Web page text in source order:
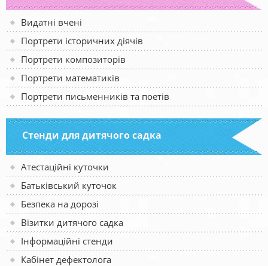
Видатні вчені
Портрети історичних діячів
Портрети композиторів
Портрети математиків
Портрети письменників та поетів
Стенди для дитячого садка
Атестаційні куточки
Батьківський куточок
Безпека на дорозі
Візитки дитячого садка
Інформаційні стенди
Кабінет дефектолога